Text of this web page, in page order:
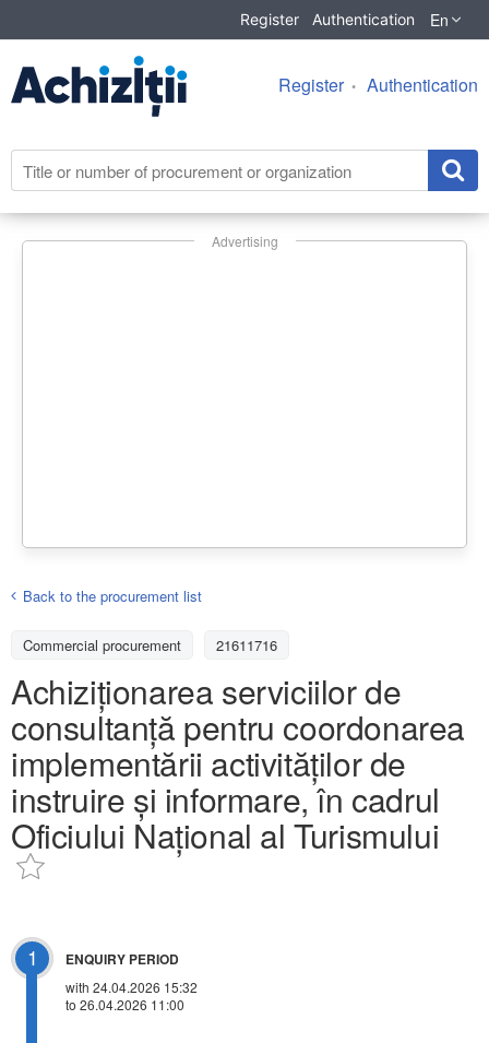
Register Authentication En
Register Authentication
Advertising
Back to the procurement list
Commercial procurement 21611716
Achiziționarea serviciilor de
consultanță pentru coordonarea
implementării activităților de
instruire și informare, în cadrul
Oficiului Național al Turismului
1 ENQUIRY PERIOD
with 24.04.2026 15:32
to 26.04.2026 11:00